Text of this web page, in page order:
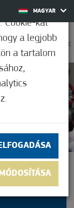
MAGYAR
0
25,6°C
Cookie-kat
a legjobb
a tartalom